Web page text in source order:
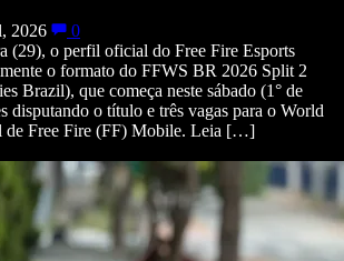
2026
0
(29), o perfil oficial do Free Fire Esports
o formato do FFWS BR 2026 Split 2
Brazil), que começa neste sábado (1° de
disputando o título e três vagas para o World
de Free Fire (FF) Mobile. Leia […]